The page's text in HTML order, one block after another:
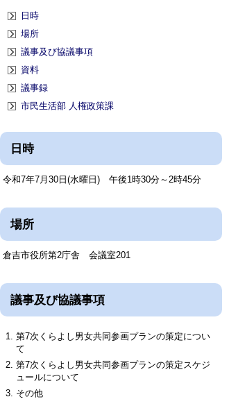
日時
場所
議事及び協議事項
資料
議事録
市民生活部 人権政策課
日時
令和7年7月30日(水曜日) 午後1時30分～2時45分
場所
倉吉市役所第2庁舎 会議室201
議事及び協議事項
第7次くらよし男女共同参画プランの策定につい
て
第7次くらよし男女共同参画プランの策定スケジ
ュールについて
その他